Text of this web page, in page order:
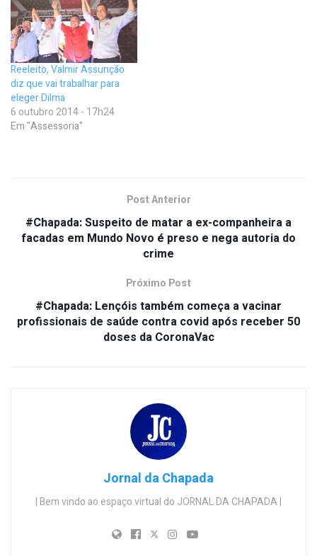
Reeleito, Valmir Assunção
diz que vai trabalhar para
eleger Dilma
6 outubro 2014 - 17h24
Em "Assessoria"
Post Anterior
#Chapada: Suspeito de matar a ex-companheira a
facadas em Mundo Novo é preso e nega autoria do
crime
Próximo Post
#Chapada: Lençóis também começa a vacinar
profissionais de saúde contra covid após receber 50
doses da CoronaVac
Jornal da Chapada
| Bem vindo ao espaço virtual do JORNAL DA CHAPADA |